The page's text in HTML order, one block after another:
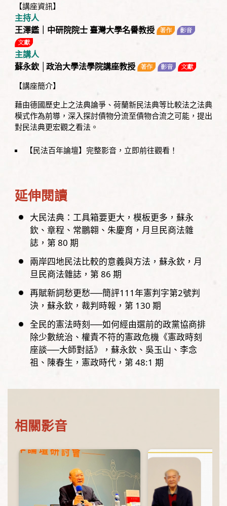
【講座資訊】
主持人
王澤鑑｜中研院院士 臺灣大學名譽教授
主講人
蘇永欽 │政治大學法學院講座教授
【講座簡介】
藉由德國歷史上之法典論爭、荷蘭新民法典等比較法之法典
模式作為前導，深入探討債物分流至債物合流之可能，提出
對民法典更宏觀之看法。
【民法百年論壇】完整影音，立即前往觀看！
延伸閱讀
大民法典：工具箱要更大，模板更多
蘇永
欽、章程、常鵬翱、朱慶育
月旦民商法雜
誌， 第80 期
兩岸四地民法比較的意義與方法
蘇永欽
月
旦民商法雜誌， 第86 期
再賦新詞愁更愁──簡評111年憲判字第2號判
決
蘇永欽 裁判時報， 第 130 期
全民的憲法時刻──如何經由選前的政黨協商排
除少數統治、權責不符的憲政危機《憲政時刻
座談──大師對話》
蘇永欽、吳玉山、李念
祖、陳春生
憲政時代， 第48:1 期
相關影音